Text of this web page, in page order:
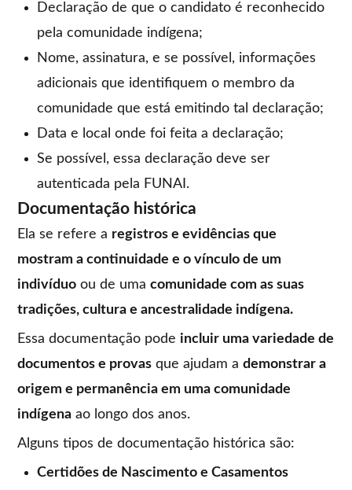
Declaração de que o candidato é reconhecido
pela comunidade indígena;
Nome, assinatura, e se possível, informações
adicionais que identifiquem o membro da
comunidade que está emitindo tal declaração;
Data e local onde foi feita a declaração;
Se possível, essa declaração deve ser
autenticada pela FUNAI.
Documentação histórica
Ela se refere a registros e evidências que
mostram a continuidade e o vínculo de um
indivíduo ou de umacomunidade com as suas
tradições, cultura e ancestralidade indígena.
Essa documentação pode incluir uma variedade de
documentos e provas que ajudam ademonstrar a
origem e permanência em uma comunidade
indígena ao longo dos anos.
Alguns tipos de documentação histórica são:
Certidões de Nascimento e Casamentos